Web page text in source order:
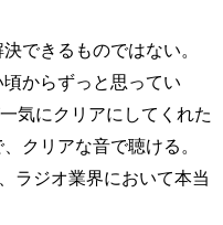
できるものではない。
からずっと思ってい
気にクリアにしてくれた
クリアな音で聴ける。
ラジオ業界において本当